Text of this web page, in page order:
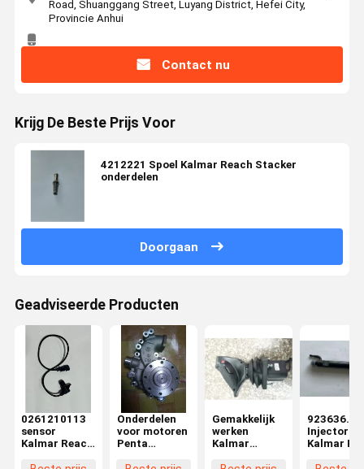
Road, Shuanggang Street, Luyang District, Hefei City,
Provincie Anhui
Contact nu
Krijg De Beste Prijs Voor
4212221 Spoel Kalmar Reach Stacker
onderdelen
Doorgaan
Geadviseerde Producten
0261210113
sensor
Kalmar Reach
Onderdelen
voor motoren
Penta
Gemakkelijk
werken
Kalmar
Injector
Kalmar